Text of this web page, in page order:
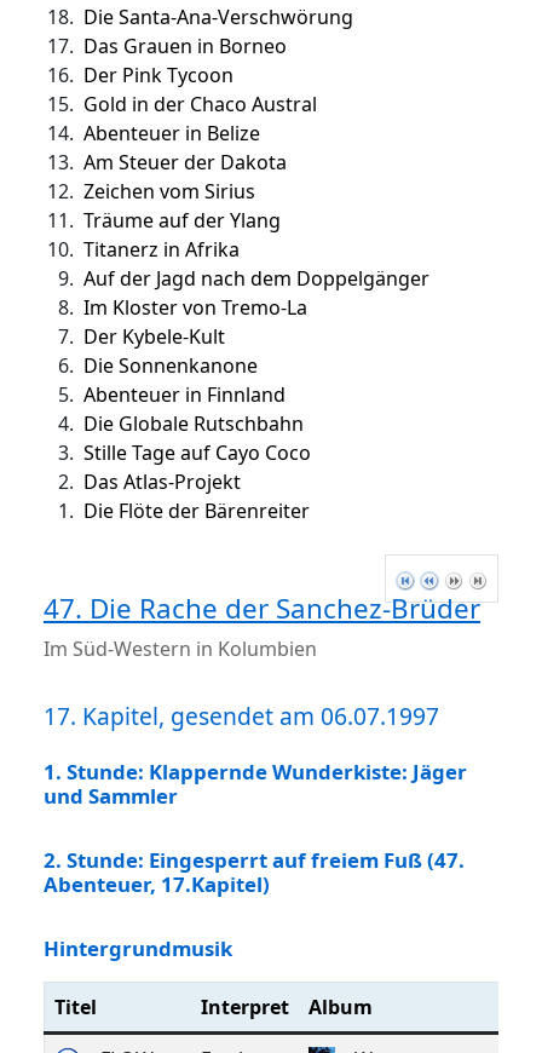
18. Die Santa-Ana-Verschwörung
17. Das Grauen in Borneo
16. Der Pink Tycoon
15. Gold in der Chaco Austral
14. Abenteuer in Belize
13. Am Steuer der Dakota
12. Zeichen vom Sirius
11. Träume auf der Ylang
10. Titanerz in Afrika
9. Auf der Jagd nach dem Doppelgänger
8. Im Kloster von Tremo-La
7. Der Kybele-Kult
6. Die Sonnenkanone
5. Abenteuer in Finnland
4. Die Globale Rutschbahn
3. Stille Tage auf Cayo Coco
2. Das Atlas-Projekt
1. Die Flöte der Bärenreiter
47. Die Rache der Sanchez-Brüder
Im Süd-Western in Kolumbien
17. Kapitel, gesendet am 06.07.1997
1. Stunde: Klappernde Wunderkiste: Jäger
und Sammler
2. Stunde: Eingesperrt auf freiem Fuß (47.
Abenteuer, 17.Kapitel)
Hintergrundmusik
Titel Interpret Album